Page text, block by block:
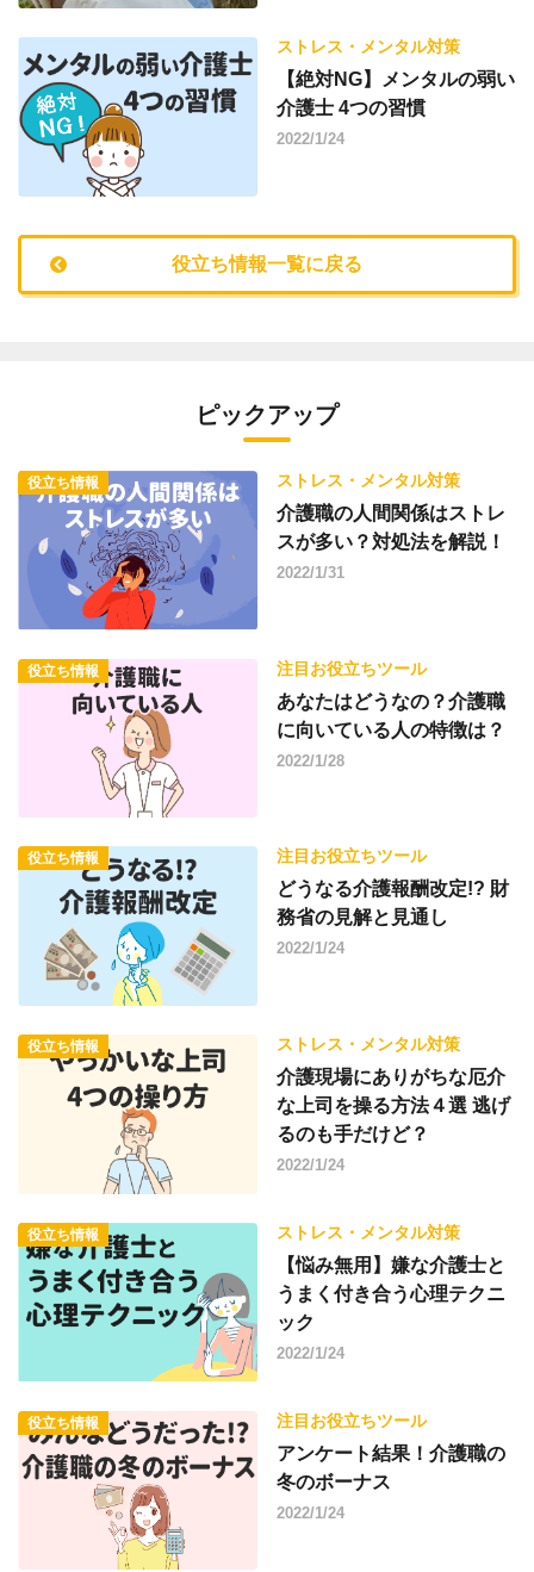
ストレス・メンタル対策
【絶対NG】メンタルの弱い
介護士 4つの習慣
2022/1/24
役立ち情報一覧に戻る
ピックアップ
役立ち情報 ストレス・メンタル対策
介護職の人間関係はストレ
スが多い？対処法を解説！
2022/1/31
役立ち情報 注目お役立ちツール
あなたはどうなの？介護職
に向いている人の特徴は？
2022/1/28
役立ち情報 注目お役立ちツール
どうなる介護報酬改定!? 財
務省の見解と見通し
2022/1/24
役立ち情報 ストレス・メンタル対策
介護現場にありがちな厄介
な上司を操る方法４選 逃げ
るのも手だけど？
2022/1/24
役立ち情報 ストレス・メンタル対策
【悩み無用】嫌な介護士と
うまく付き合う心理テクニ
ック
2022/1/24
役立ち情報 注目お役立ちツール
アンケート結果！介護職の
冬のボーナス
2022/1/24